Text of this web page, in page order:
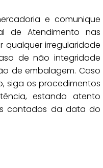
e comunique
de Atendimento nas
qualquer irregularidade
de não integridade
de embalagem. Caso
siga os procedimentos
estando atento
contados da data do